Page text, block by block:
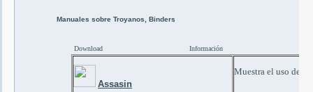
Manuales sobre Troyanos, Binders
Download Información
Assasin
Muestra el uso del